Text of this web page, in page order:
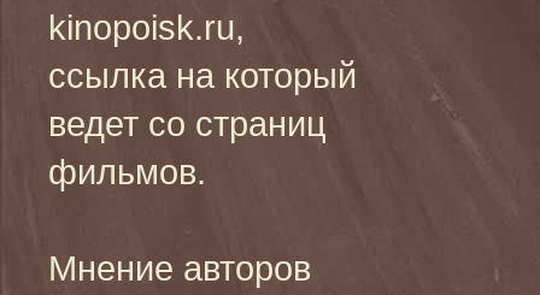
kinopoisk.ru,
ссылка на который
ведет со страниц
фильмов.
Мнение авторов